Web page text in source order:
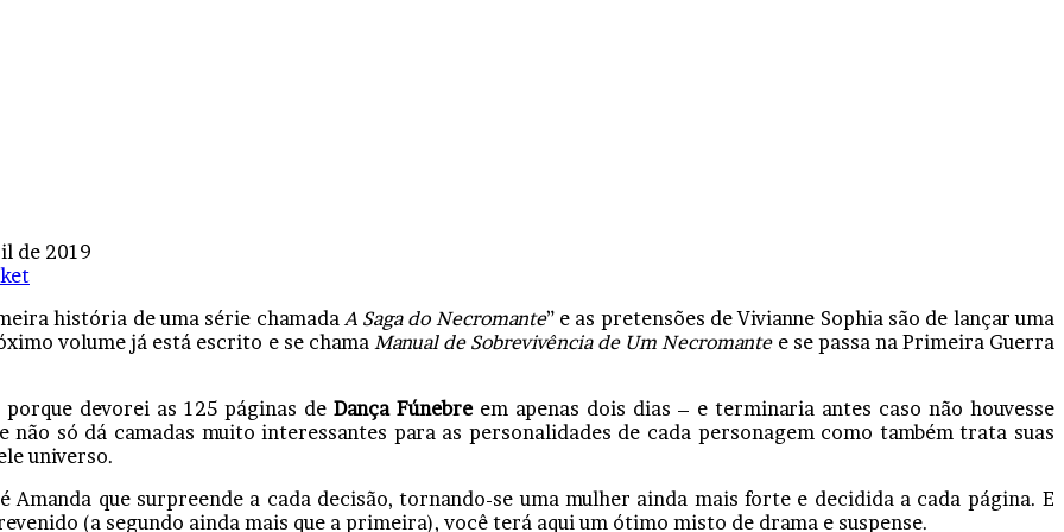
de 2019
história de uma série chamada A Saga do Necromante” e as pretensões de Vivianne Sophia são de lançar uma
volume já está escrito e se chama Manual de Sobrevivência de Um Necromantee se passa na Primeira Guerra
devorei as 125 páginas de Dança Fúnebreem apenas dois dias – e terminaria antes caso não houvesse
só dá camadas muito interessantes para as personalidades de cada personagem como também trata suas
universo.
que surpreende a cada decisão, tornando-se uma mulher ainda mais forte e decidida a cada página. E
(a segundo ainda mais que a primeira), você terá aqui um ótimo misto de drama e suspense.